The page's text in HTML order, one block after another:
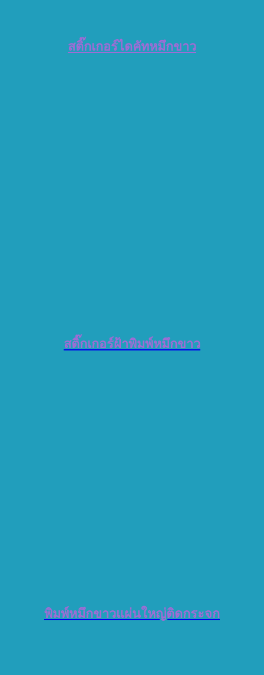
สติ๊กเกอร์ไดคัทหมึกขาว
สติ๊กเกอร์ฝ้าพิมพ์หมึกขาว
พิมพ์หมึกขาวแผ่นใหญ่ติดกระจก